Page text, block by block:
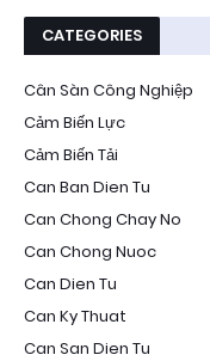
CATEGORIES
Cân Sàn Công Nghiệp
Cảm Biến Lực
Cảm Biến Tải
Can Ban Dien Tu
Can Chong Chay No
Can Chong Nuoc
Can Dien Tu
Can Ky Thuat
Can San Dien Tu